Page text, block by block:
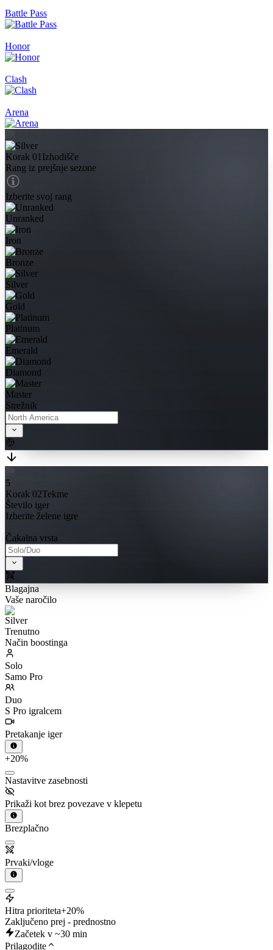
Battle Pass
Honor
Clash
Arena
Korak 01 Izhodišče
Rang iz prejšnje sezone
Izberite svoj rang
Unranked
Iron
Bronze
Silver
Gold
Platinum
Emerald
Diamond
Master
Strežnik
5
Korak 02Tekme
Število iger
Izberite želene igre
Čakalna vrsta
Blagajna
Vaše naročilo
Trenutno
Način boostinga
Solo
Samo Pro
Duo
S Pro igralcem
Pretakanje iger
+20%
Nastavitve zasebnosti
Prikaži kot brez povezave v klepetu
Brezplačno
Prvaki/vloge
Hitra prioriteta+20%
Zaključeno prej - prednostno
Začetek v ~30 min
Prilagodite